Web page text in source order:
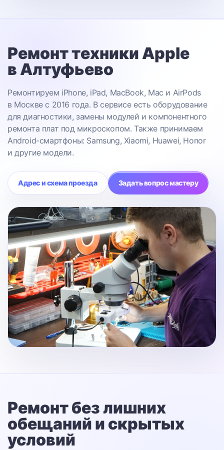
Ремонт техники Apple
в Алтуфьево
Ремонтируем iPhone, iPad, MacBook, Mac и AirPods
в Москве с 2016 года. В сервисе есть оборудование
для диагностики, замены модулей и компонентного
ремонта плат под микроскопом. Также принимаем
Android-смартфоны: Samsung, Xiaomi, Huawei, Honor
и другие модели.
Адрес и схема проезда Задать вопрос мастеру
Ремонт без лишних
обещаний и скрытых
условий